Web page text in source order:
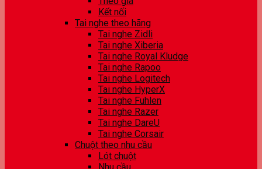
Kết nối
Tai nghe theo hãng
Tai nghe Zidli
Tai nghe Xiberia
Tai nghe Royal Kludge
Tai nghe Rapoo
Tai nghe Logitech
Tai nghe HyperX
Tai nghe Fuhlen
Tai nghe Razer
Tai nghe DareU
Tai nghe Corsair
Chuột theo nhu cầu
Lót chuột